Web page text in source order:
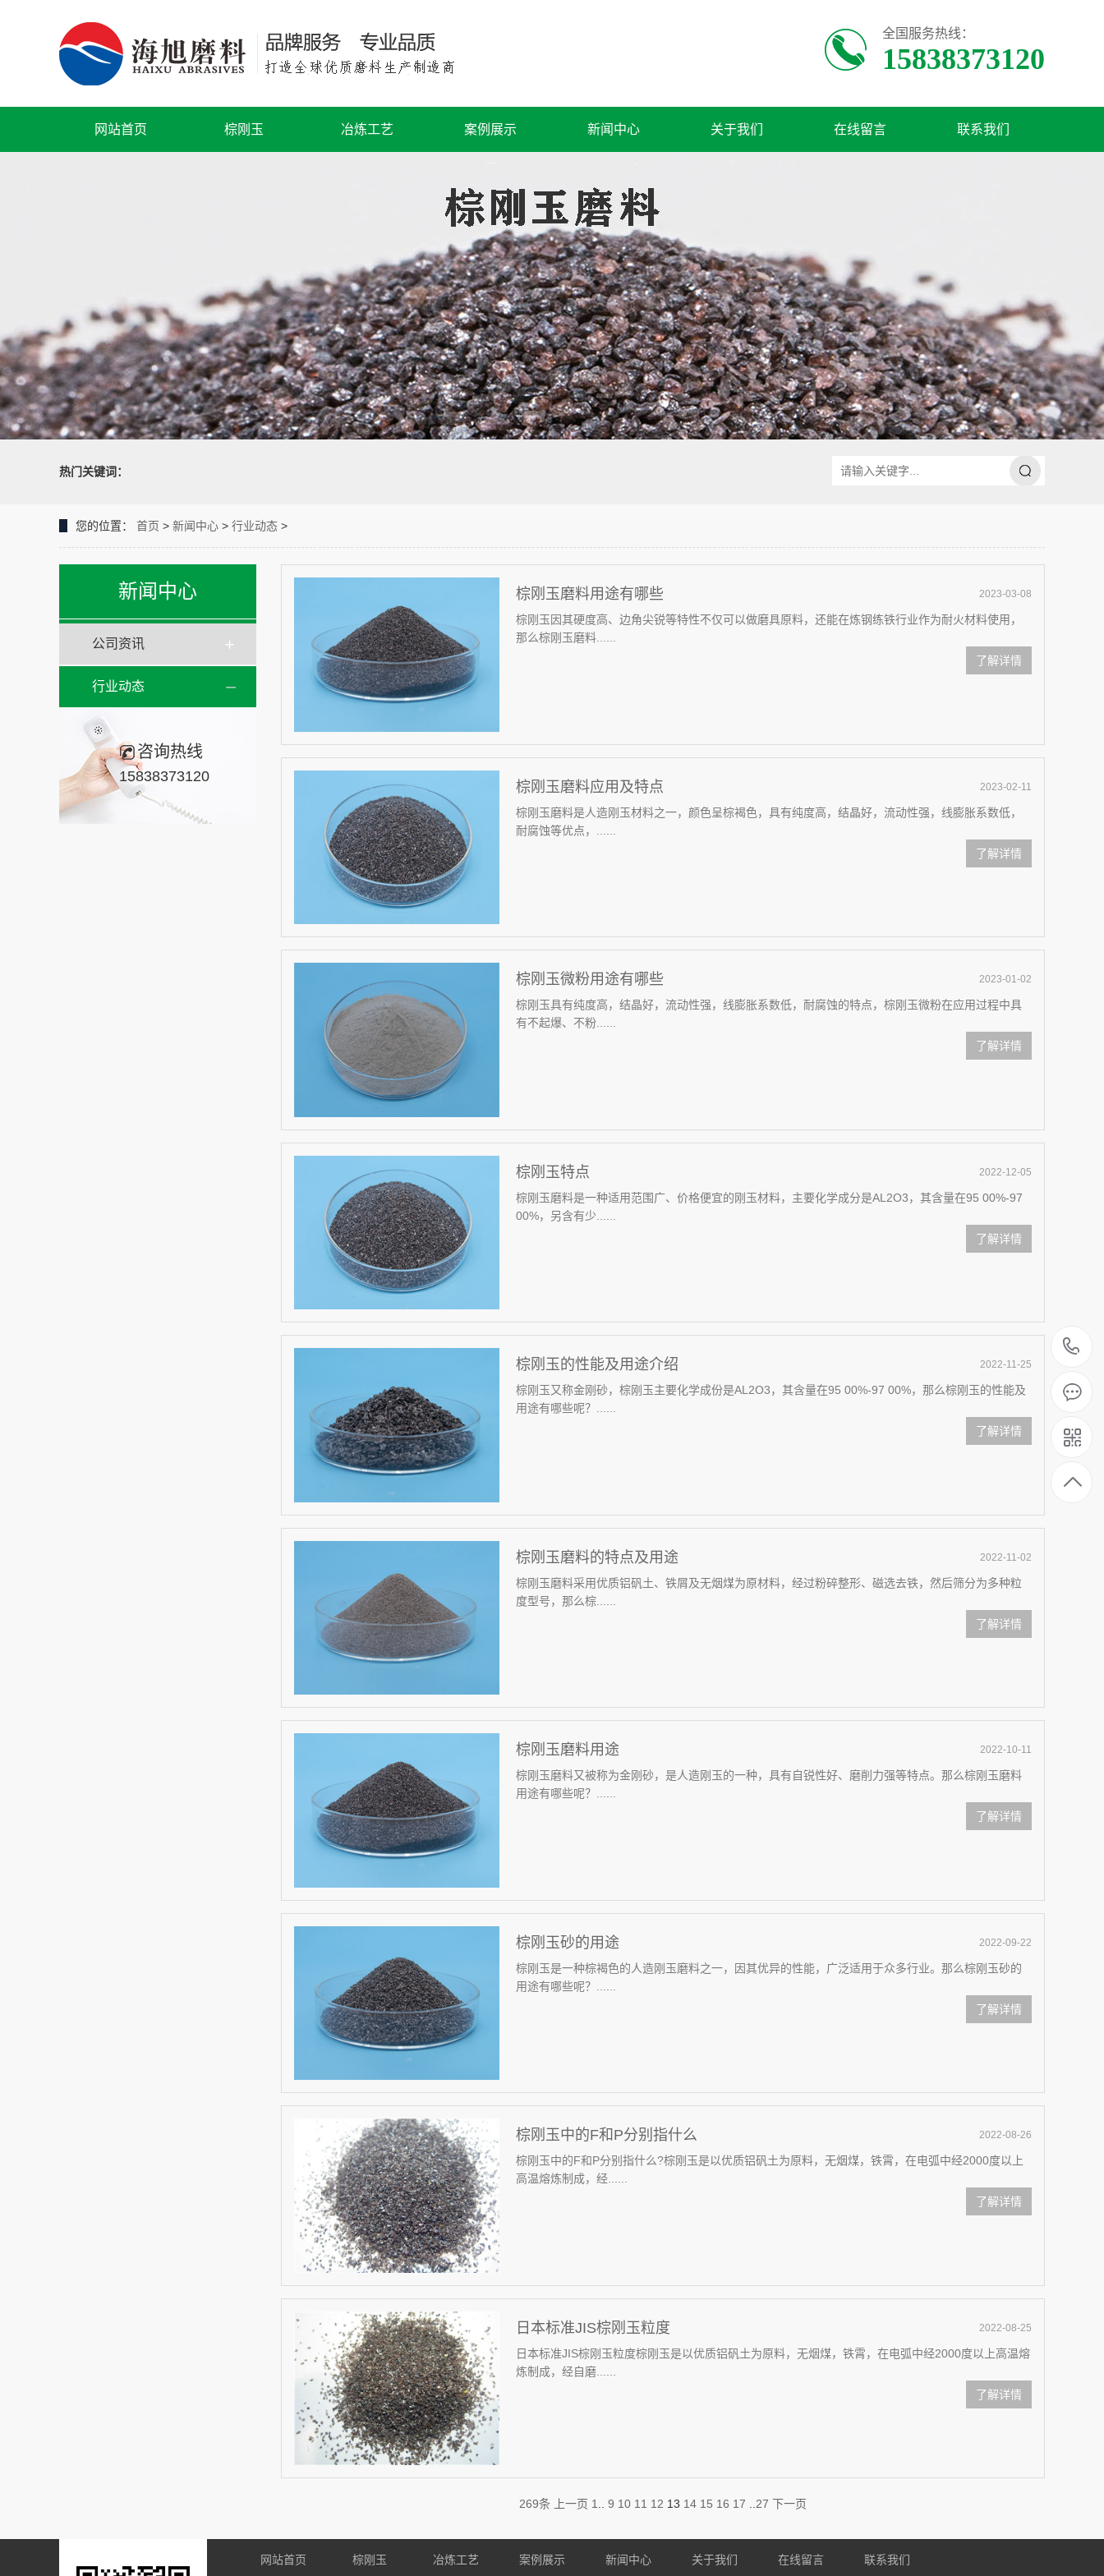
全国服务热线：
15838373120
网站首页 棕刚玉 冶炼工艺 案例展示 新闻中心 关于我们 在线留言 联系我们
热门关键词：
您的位置： 首页 > 新闻中心 > 行业动态 >
新闻中心
公司资讯
行业动态
咨询热线
15838373120
2023-03-08
棕刚玉磨料用途有哪些
棕刚玉因其硬度高、边角尖锐等特性不仅可以做磨具原料，还能在炼钢练铁行业作为耐火材料使用，
那么棕刚玉磨料......
了解详情
2023-02-11
棕刚玉磨料应用及特点
棕刚玉磨料是人造刚玉材料之一，颜色呈棕褐色，具有纯度高，结晶好，流动性强，线膨胀系数低，
耐腐蚀等优点，......
了解详情
2023-01-02
棕刚玉微粉用途有哪些
棕刚玉具有纯度高，结晶好，流动性强，线膨胀系数低，耐腐蚀的特点，棕刚玉微粉在应用过程中具
有不起爆、不粉......
了解详情
2022-12-05
棕刚玉特点
棕刚玉磨料是一种适用范围广、价格便宜的刚玉材料，主要化学成分是AL2O3，其含量在95 00%-97
00%，另含有少......
了解详情
2022-11-25
棕刚玉的性能及用途介绍
棕刚玉又称金刚砂，棕刚玉主要化学成份是AL2O3，其含量在95 00%-97 00%，那么棕刚玉的性能及
用途有哪些呢？......
了解详情
2022-11-02
棕刚玉磨料的特点及用途
棕刚玉磨料采用优质铝矾土、铁屑及无烟煤为原材料，经过粉碎整形、磁选去铁，然后筛分为多种粒
度型号，那么棕......
了解详情
2022-10-11
棕刚玉磨料用途
棕刚玉磨料又被称为金刚砂，是人造刚玉的一种，具有自锐性好、磨削力强等特点。那么棕刚玉磨料
用途有哪些呢？......
了解详情
2022-09-22
棕刚玉砂的用途
棕刚玉是一种棕褐色的人造刚玉磨料之一，因其优异的性能，广泛适用于众多行业。那么棕刚玉砂的
用途有哪些呢？......
了解详情
2022-08-26
棕刚玉中的F和P分别指什么
棕刚玉中的F和P分别指什么?棕刚玉是以优质铝矾土为原料，无烟煤，铁霄，在电弧中经2000度以上
高温熔炼制成，经......
了解详情
2022-08-25
日本标准JIS棕刚玉粒度
日本标准JIS棕刚玉粒度棕刚玉是以优质铝矾土为原料，无烟煤，铁霄，在电弧中经2000度以上高温熔
炼制成，经自磨......
了解详情
269条 上一页 1 9 10 11 12 13 14 15 16 17 27 下一页
网站首页 棕刚玉 冶炼工艺 案例展示 新闻中心 关于我们 在线留言 联系我们